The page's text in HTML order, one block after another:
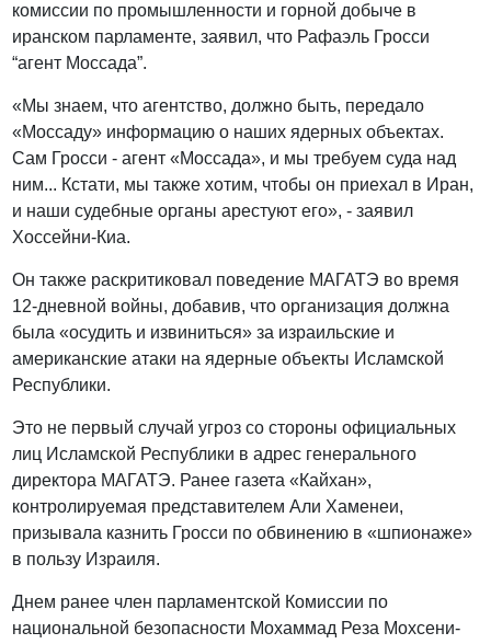
комиссии по промышленности и горной добыче в
иранском парламенте, заявил, что Рафаэль Гросси
“агент Моссада”.
«Мы знаем, что агентство, должно быть, передало
«Моссаду» информацию о наших ядерных объектах.
Сам Гросси - агент «Моссада», и мы требуем суда над
ним... Кстати, мы также хотим, чтобы он приехал в Иран,
и наши судебные органы арестуют его», - заявил
Хоссейни-Киа.
Он также раскритиковал поведение МАГАТЭ во время
12-дневной войны, добавив, что организация должна
была «осудить и извиниться» за израильские и
американские атаки на ядерные объекты Исламской
Республики.
Это не первый случай угроз со стороны официальных
лиц Исламской Республики в адрес генерального
директора МАГАТЭ. Ранее газета «Кайхан»,
контролируемая представителем Али Хаменеи,
призывала казнить Гросси по обвинению в «шпионаже»
в пользу Израиля.
Днем ранее член парламентской Комиссии по
национальной безопасности Мохаммад Реза Мохсени-